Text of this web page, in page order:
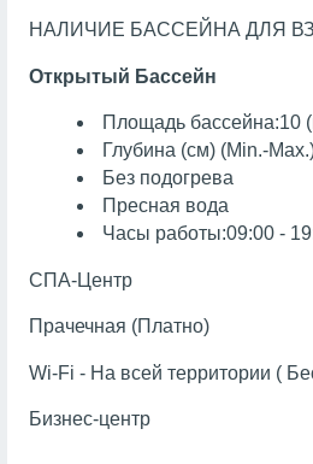
НАЛИЧИЕ БАССЕЙНА ДЛЯ
Открытый Бассейн
Площадь бассейна:10
Глубина (см) (Min.-
Без подогрева
Пресная вода
Часы работы:09:00 -
СПА-Центр
Прачечная (Платно)
Wi-Fi - На всей территории (
Бизнес-центр